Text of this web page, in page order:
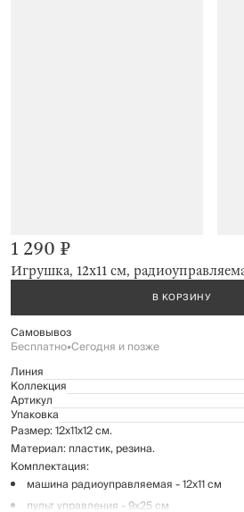
Игрушка, 12х11 см,
1 290 ₽
В КОРЗИНУ
Самовывоз
Бесплатно•Сегодня и позже
Линия
Коллекция
Артикул
Упаковка
Размер: 12х11х12 см.
Материал: пластик, резина.
Комплектация:
машина радиоуправляемая - 12х11 см
пульт управления - 9х25 см